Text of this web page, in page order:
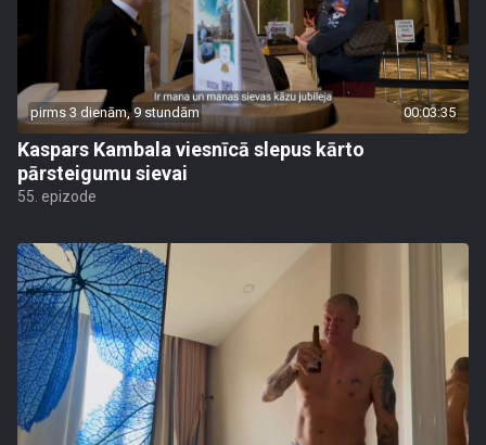
pirms 3 dienām, 9 stundām 00:03:35
Kaspars Kambala viesnīcā slepus kārto
pārsteigumu sievai
55. epizode